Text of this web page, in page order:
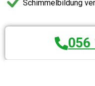
Schimmelbildung
056